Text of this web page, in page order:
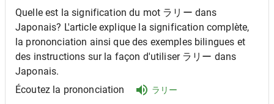
Quelle est la signification du mot ラリー dans
Japonais? L'article explique la signification complète,
la prononciation ainsi que des exemples bilingues et
des instructions sur la façon d'utiliser ラリー dans
Japonais.
Écoutez la prononciation
ラリー